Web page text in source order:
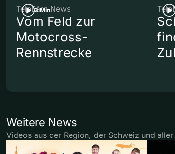
3 Min
TeleBärn News
Vom Feld zur
Motocross-
Rennstrecke
Weitere News
Videos aus der Region, der Schweiz und aller